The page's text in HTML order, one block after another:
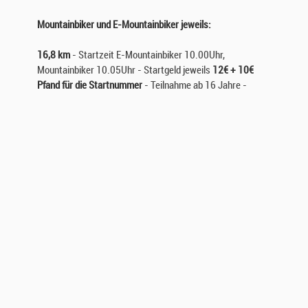
Mountainbiker und E-Mountainbiker jeweils:
16,8 km - Startzeit E-Mountainbiker 10.00Uhr,
Mountainbiker 10.05Uhr - Startgeld jeweils 12€ + 10€
Pfand für die Startnummer - Teilnahme ab 16 Jahre -